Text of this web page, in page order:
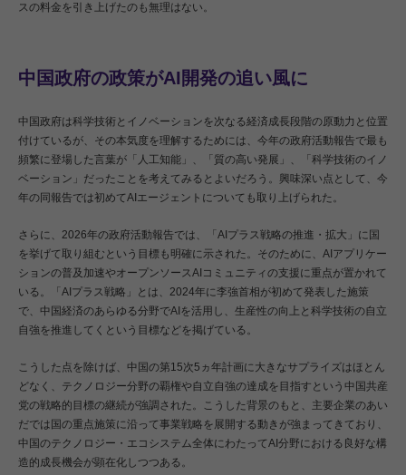
スの料金を引き上げたのも無理はない。
中国政府の政策がAI開発の追い風に
中国政府は科学技術とイノベーションを次なる経済成長段階の原動力と位置
付けているが、その本気度を理解するためには、今年の政府活動報告で最も
頻繁に登場した言葉が「人工知能」、「質の高い発展」、「科学技術のイノ
ベーション」だったことを考えてみるとよいだろう。興味深い点として、今
年の同報告では初めてAIエージェントについても取り上げられた。
さらに、2026年の政府活動報告では、「AIプラス戦略の推進・拡大」に国
を挙げて取り組むという目標も明確に示された。そのために、AIアプリケー
ションの普及加速やオープンソースAIコミュニティの支援に重点が置かれて
いる。「AIプラス戦略」とは、2024年に李強首相が初めて発表した施策
で、中国経済のあらゆる分野でAIを活用し、生産性の向上と科学技術の自立
自強を推進してくという目標などを掲げている。
こうした点を除けば、中国の第15次5ヵ年計画に大きなサプライズはほとん
どなく、テクノロジー分野の覇権や自立自強の達成を目指すという中国共産
党の戦略的目標の継続が強調された。こうした背景のもと、主要企業のあい
だでは国の重点施策に沿って事業戦略を展開する動きが強まってきており、
中国のテクノロジー・エコシステム全体にわたってAI分野における良好な構
造的成長機会が顕在化しつつある。